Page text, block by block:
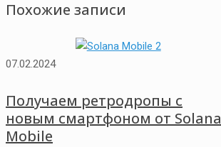
Похожие записи
07.02.2024
Получаем ретродропы с
новым смартфоном от Solana
Mobile